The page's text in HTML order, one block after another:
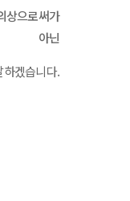
상으로써가
아닌
하겠습니다.